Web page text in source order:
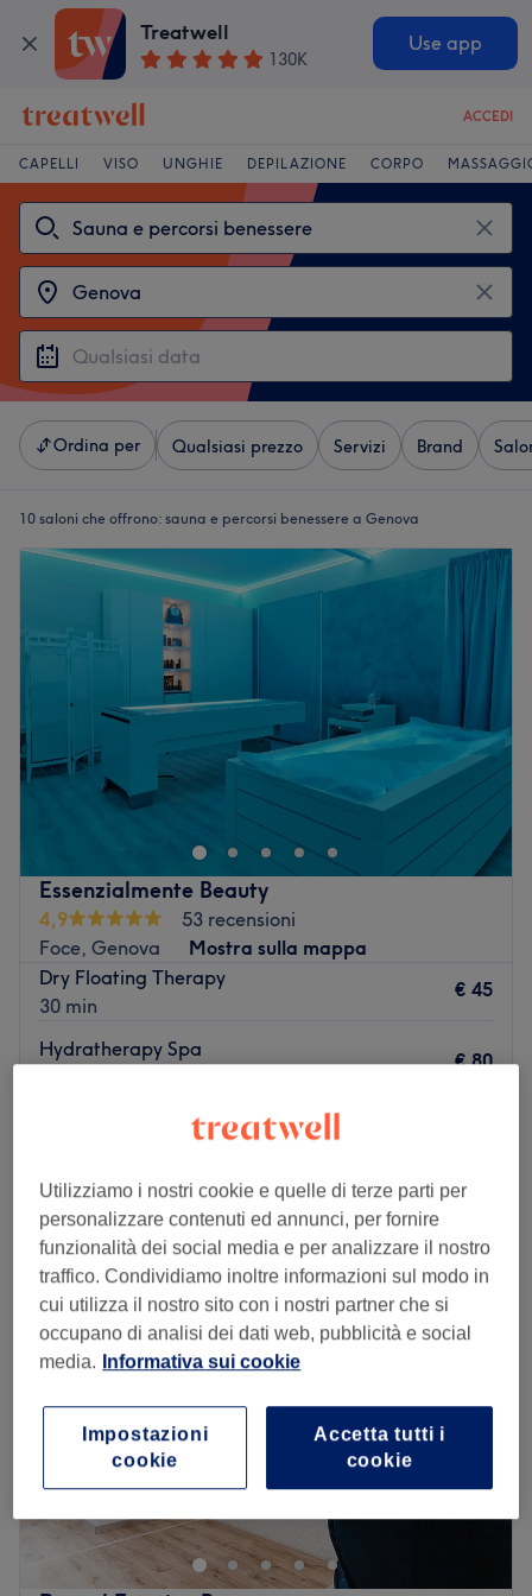
Treatwell
130K
Use app
ACCEDI
CAPELLI VISO UNGHIE DEPILAZIONE CORPO
Ordina per Qualsiasi prezzo Servizi Brand
10 saloni che offrono: sauna e percorsi benessere a Genova
Essenzialmente Beauty
4,9
53 recensioni
Foce, Genova
Mostra sulla mappa
Dry Floating Therapy
30 min
€ 45
Hydratherapy Spa
€ 80
Nuvola Experience
1 ora 10 min - 1 ora 30 min
Visualizzazione rapida dei dettagli del salone
Lunedì
Chiuso
Martedì
09:00– 19:30
Mercoledì
09:00–19:30
Giovedì
09:00 –19:30
Venerdì
Domenica
Chiuso
Se hai bisogno di momento di relax da dedicare alla cura
al caso tuo. Situato nel cuore di Genova, questo moderno
salone offre un’ampia gamma di trattamenti
specializzati, pensati appositamente per soddisfare i tuoi
Utilizziamo i nostri cookie e quelle di terze parti per
personalizzare contenuti ed annunci, per fornire
funzionalità dei social media e per analizzare il nostro
traffico. Condividiamo inoltre informazioni sul modo in
cui utilizza il nostro sito con i nostri partner che si
occupano di analisi dei dati web, pubblicità e social
media. Informativa sui cookie
Accetta tutti i
cookie
Impostazioni
cookie